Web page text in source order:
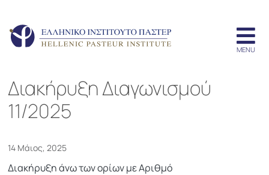
Διακήρυξη Διαγωνισμού
11/2025
14 Μάιος, 2025
Διακήρυξη άνω των ορίων με Αριθμό